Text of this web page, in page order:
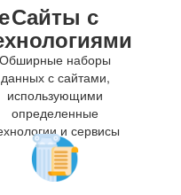
Сайты с
Обширные наборы
данных с сайтами,
использующими
определенные
и сервисы